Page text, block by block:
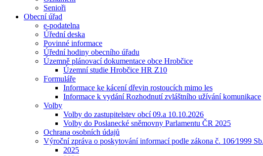
Senioři
Obecní úřad
e-podatelna
Úřední deska
Povinné informace
Úřední hodiny obecního úřadu
Územně plánovací dokumentace obce Hrobčice
Územní studie Hrobčice HR Z10
Formuláře
Informace ke kácení dřevin rostoucích mimo les
Informace k vydání Rozhodnutí zvláštního užívání komunikace
Volby
Volby do zastupitelstev obcí 09.a 10.10.2026
Volby do Poslanecké sněmovny Parlamentu ČR 2025
Ochrana osobních údajů
Výroční zpráva o poskytování informací podle zákona č. 106⁄1999
2025